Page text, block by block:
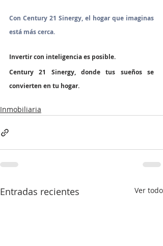
Con Century 21 Sinergy, el hogar que imaginas
está más cerca.
Invertir con inteligencia es posible.
Century 21 Sinergy, donde tus sueños se
convierten en tu hogar.
Inmobiliaria
Entradas recientes Ver todo